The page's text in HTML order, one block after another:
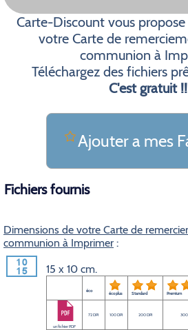
Carte-Discount vous
votre Carte de
communion à
Téléchargez des fichiers
C'est gratuit
Ajouter a mes
Fichiers fournis
Dimensions de votre Carte de
communion à Imprimer :
15 x 10 cm.
éco éco plus Standard Premium
un fichier PDF
72 DPI 100 DPI 200 DPI 300